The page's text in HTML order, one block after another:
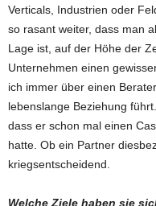
Verticals, Industrien oder
so rasant weiter, dass man
Lage ist, auf der Höhe der
Unternehmen einen
ich immer über einen
lebenslange Beziehung
dass er schon mal einen
hatte. Ob ein Partner
kriegsentscheidend.
Welche Ziele haben sie